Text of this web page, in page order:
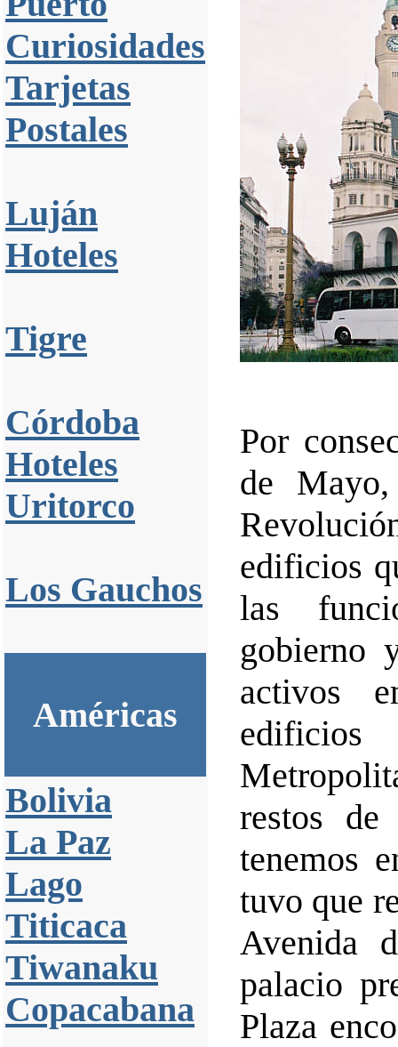
Curiosidades
Tarjetas
Postales
Luján
Hoteles
Tigre
Córdoba
Hoteles
Uritorco
Los Gauchos
Américas
Bolivia
La Paz
Lago
Titicaca
Tiwanaku
Copacabana
Por
de
edificios
las
gobierno
activos
edificios
restos
tenemos
tuvo que
Avenida
palacio
Plaza